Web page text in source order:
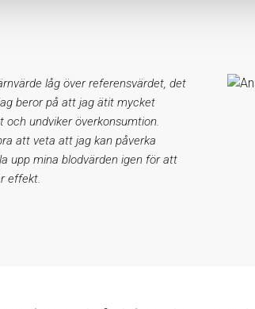
låg över referensvärdet, det
beror på att jag ätit mycket
undviker överkonsumtion.
att veta att jag kan påverka
upp mina blodvärden igen för att
effekt.